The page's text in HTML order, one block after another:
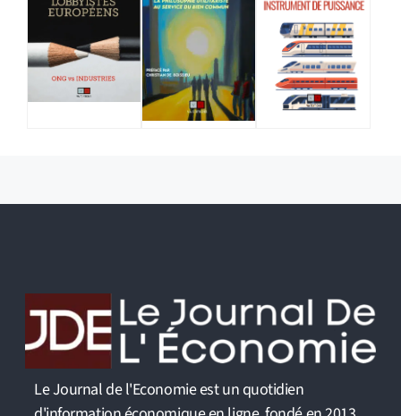
Le Journal de l'Economie est un quotidien